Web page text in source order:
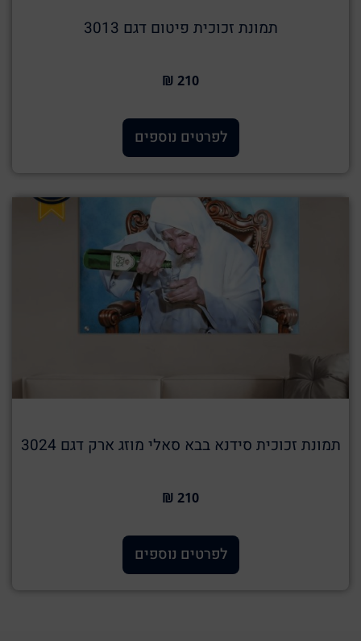
תמונת זכוכית פיטום דגם 3013
210 ₪
לפרטים נוספים
תמונת זכוכית סידנא בבא סאלי מוזג ארק דגם 3024
210 ₪
לפרטים נוספים